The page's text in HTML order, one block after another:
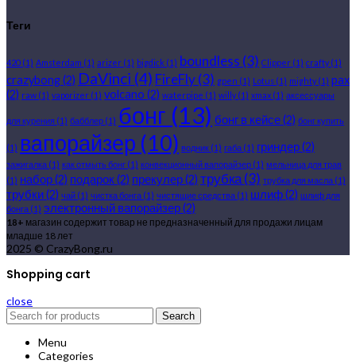
Теги
420 (1) Amsterdam (1) arizer (1) bigdick (1) boundless (3) Clipper (1) crafty(1)
crazybong(2) DaVinci (4) FireFly(3) gpen (1) Lotus (1) mighty(1) pax
(2) raw (1) vaporizer (1) volcano (2) waterpipe (1) willy(1) xmax (1) аксессуары
для курения (1) бабблер (1) бонг (13) бонг в кейсе(2) бонг купить
(1) вапорайзер (10) водник (1) габа (1) гриндер(2)
зажигалка (1) как отмыть бонг (1) конвекционный вапорайзер (1) мельница для трав
(1) набор(2) подарок(2) прекулер(2) трубка(3) трубка для масла (1)
трубки(2) чай (1) чистка бонга (1) чистящие средства (1) шлиф(2) шлиф для
бонга (1) электронный вапорайзер(2)
18+ магазин содержит товар не предназначенный для продажи лицам
младше 18 лет
2025 © CrazyBong.ru
Shopping cart
close
Search
Menu
Categories